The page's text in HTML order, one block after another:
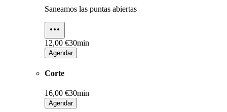
Saneamos las puntas abiertas
12,00 €30min
Agendar
Corte
16,00 €30min
Agendar